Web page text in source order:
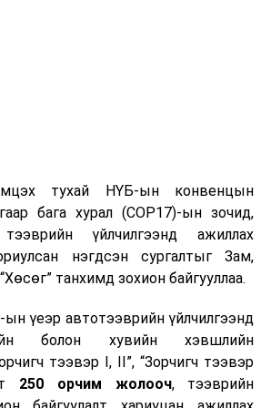
тухай НҮБ-ын конвенцын
бага хурал (COP17)-ын зочид,
тээврийн үйлчилгээнд ажиллах
нэгдсэн сургалтыг Зам,
танхимд зохион байгууллаа.
ын үеэр автотээврийн үйлчилгээнд
болон хувийн хэвшлийн
тээвэр I, II”, “Зорчигч тээвэр
250 орчим жолооч, тээврийн